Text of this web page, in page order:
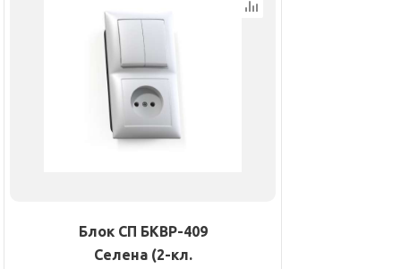
Блок СП БКВР-409
Селена (2-кл.